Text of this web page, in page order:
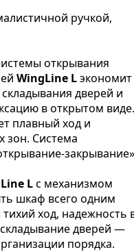
ручкой,
открывания
WingLine Lэкономит
дверей и
в открытом виде.
плавный ход и
зон. Система
Lc механизмом
шкаф всего одним
ход, надежность
дверей —
порядка.